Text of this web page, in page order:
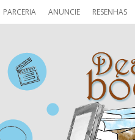
PARCERIA ANUNCIE RESENHAS